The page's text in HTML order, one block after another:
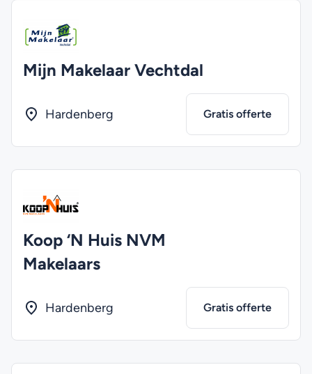
Mijn Makelaar Vechtdal
Hardenberg Gratis offerte
Koop ‘N Huis NVM
Makelaars
Hardenberg Gratis offerte